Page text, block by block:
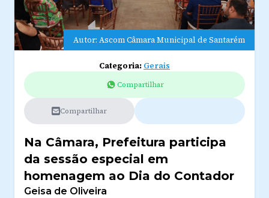
Autor: Ascom Câmara Municipal de Santarém
Categoria: Gerais
Compartilhar
Compartilhar
Na Câmara, Prefeitura participa
da sessão especial em
homenagem ao Dia do Contador
Geisa de Oliveira